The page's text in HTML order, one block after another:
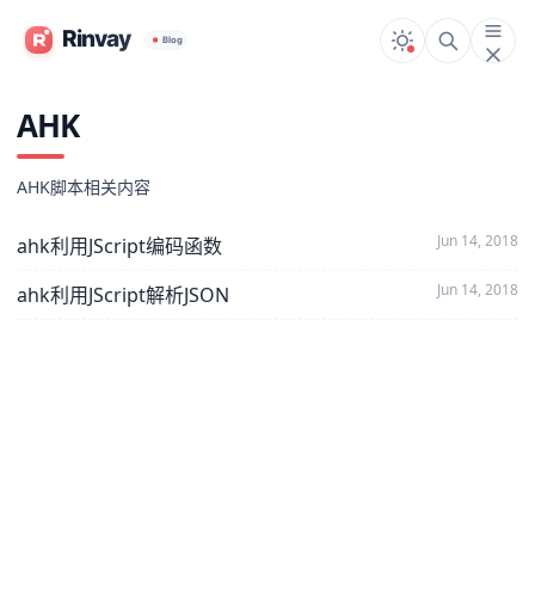
AHK
AHK脚本相关内容
ahk利用JScript编码函数 Jun 14, 2018
ahk利用JScript解析JSON Jun 14, 2018